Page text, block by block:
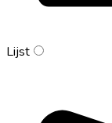
Lijst